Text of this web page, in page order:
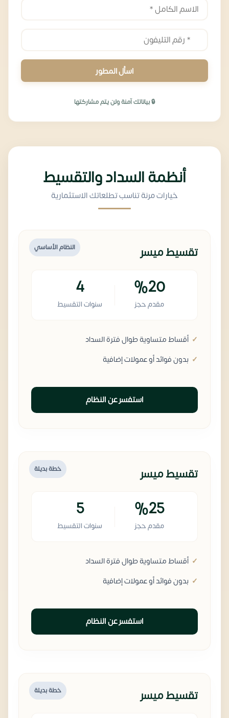
اسأل المطور
🔒 بياناتك آمنة ولن يتم مشاركتها
أنظمة السداد والتقسيط
خيارات مرنة تناسب تطلعاتك الاستثمارية
النظام الأساسي تقسيط ميسر
%20
مقدم حجز
4
سنوات التقسيط
أقساط متساوية طوال فترة السداد
بدون فوائد أو عمولات إضافية
استفسر عن النظام
خطة بديلة تقسيط ميسر
%25
مقدم حجز
5
سنوات التقسيط
أقساط متساوية طوال فترة السداد
بدون فوائد أو عمولات إضافية
استفسر عن النظام
خطة بديلة تقسيط ميسر